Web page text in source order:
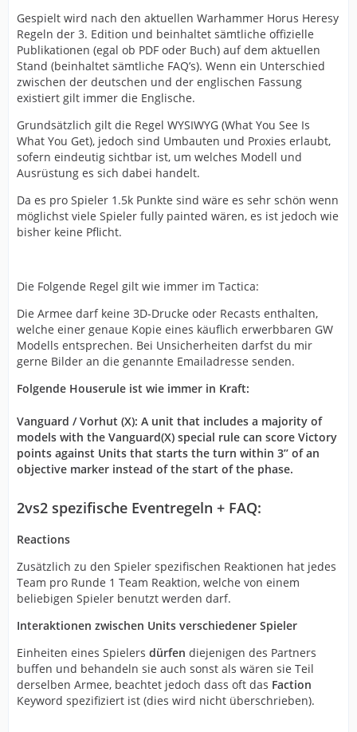
Gespielt wird nach den aktuellen Warhammer Horus Heresy
Regeln der 3. Edition und beinhaltet sämtliche offizielle
Publikationen (egal ob PDF oder Buch) auf dem aktuellen
Stand (beinhaltet sämtliche FAQ’s). Wenn ein Unterschied
zwischen der deutschen und der englischen Fassung
existiert gilt immer die Englische.
Grundsätzlich gilt die Regel WYSIWYG (What You See Is
What You Get), jedoch sind Umbauten und Proxies erlaubt,
sofern eindeutig sichtbar ist, um welches Modell und
Ausrüstung es sich dabei handelt.
Da es pro Spieler 1.5k Punkte sind wäre es sehr schön wenn
möglichst viele Spieler fully painted wären, es ist jedoch wie
bisher keine Pflicht.
Die Folgende Regel gilt wie immer im Tactica:
Die Armee darf keine 3D-Drucke oder Recasts enthalten,
welche einer genaue Kopie eines käuflich erwerbbaren GW
Modells entsprechen. Bei Unsicherheiten darfst du mir
gerne Bilder an die genannte Emailadresse senden.
Folgende Houserule ist wie immer in Kraft:
Vanguard / Vorhut (X): A unit that includes a majority of
models with the Vanguard(X) special rule can score Victory
points against Units that starts the turn within 3’’ of an
objective marker instead of the start of the phase.
2vs2 spezifische Eventregeln + FAQ:
Reactions
Zusätzlich zu den Spieler spezifischen Reaktionen hat jedes
Team pro Runde 1 Team Reaktion, welche von einem
beliebigen Spieler benutzt werden darf.
Interaktionen zwischen Units verschiedener Spieler
Einheiten eines Spielers dürfen diejenigen des Partners
buffen und behandeln sie auch sonst als wären sie Teil
derselben Armee, beachtet jedoch dass oft das Faction
Keyword spezifiziert ist (dies wird nicht überschrieben).